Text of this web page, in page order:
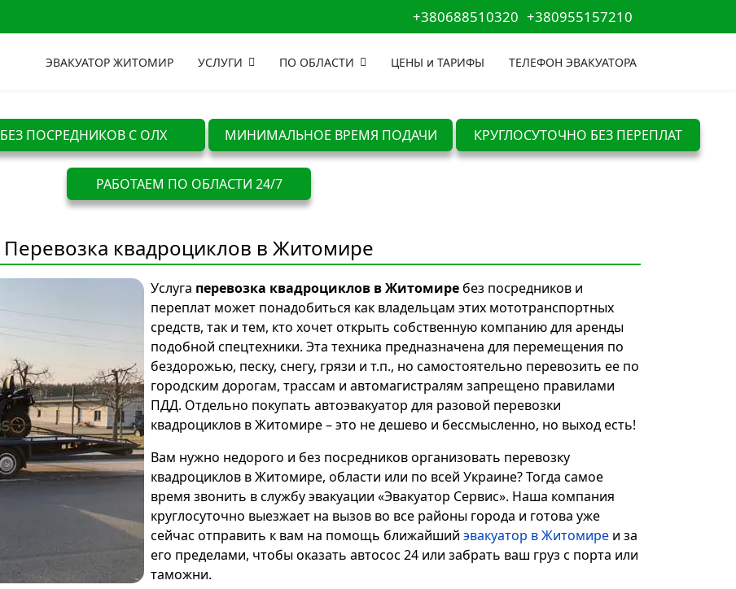
+380688510320 +380955157210
ЭВАКУАТОР ЖИТОМИР УСЛУГИ ПО ОБЛАСТИ ЦЕНЫ и ТАРИФЫ ТЕЛЕФОН ЭВАКУАТОРА
БЕЗ ПОСРЕДНИКОВ С ОЛХ МИНИМАЛЬНОЕ ВРЕМЯ ПОДАЧИ КРУГЛОСУТОЧНО БЕЗ ПЕРЕПЛАТ
РАБОТАЕМ ПО ОБЛАСТИ 24/7
Перевозка квадроциклов в Житомире
Услуга перевозка квадроциклов в Житомире без посредников и
переплат может понадобиться как владельцам этих мототранспортных
средств, так и тем, кто хочет открыть собственную компанию для аренды
подобной спецтехники. Эта техника предназначена для перемещения по
бездорожью, песку, снегу, грязи и т.п., но самостоятельно перевозить ее по
городским дорогам, трассам и автомагистралям запрещено правилами
ПДД. Отдельно покупать автоэвакуатор для разовой перевозки
квадроциклов в Житомире – это не дешево и бессмысленно, но выход есть!
Вам нужно недорого и без посредников организовать перевозку
квадроциклов в Житомире, области или по всей Украине? Тогда самое
время звонить в службу эвакуации «Эвакуатор Сервис». Наша компания
круглосуточно выезжает на вызов во все районы города и готова уже
сейчас отправить к вам на помощь ближайший эвакуатор в Житомире и за
его пределами, чтобы оказать автосос 24 или забрать ваш груз с порта или
таможни.